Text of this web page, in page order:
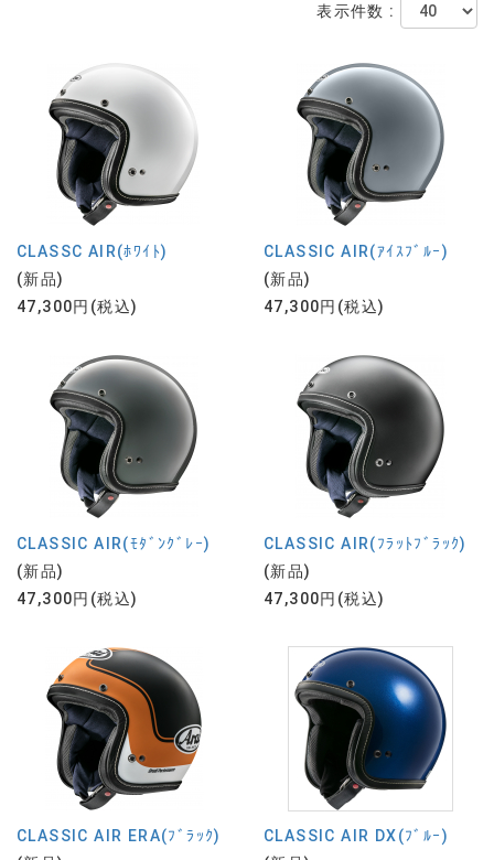
表示件数 :
CLASSC AIR(ﾎﾜｲﾄ)
(新品)
47,300円(税込)
CLASSIC AIR(ｱｲｽﾌﾞﾙｰ)
(新品)
47,300円(税込)
CLASSIC AIR(ﾓﾀﾞﾝｸﾞﾚｰ)
(新品)
47,300円(税込)
CLASSIC AIR(ﾌﾗｯﾄﾌﾞﾗｯｸ)
(新品)
47,300円(税込)
CLASSIC AIR ERA(ﾌﾞﾗｯｸ)
CLASSIC AIR DX(ﾌﾞﾙｰ)